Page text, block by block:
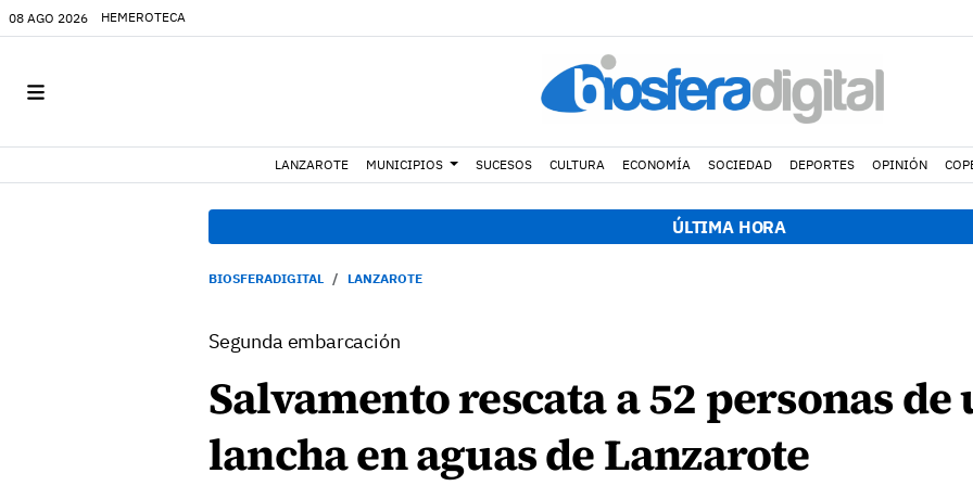
08 AGO 2026 HEMEROTECA
LANZAROTE MUNICIPIOS SUCESOS CULTURA ECONOMÍA SOCIEDAD DEPORTES OPINIÓN
ÚLTIMA HORA
BIOSFERADIGITAL LANZAROTE
Segunda embarcación
Salvamento rescata a 52 personas de
lancha en aguas de Lanzarote